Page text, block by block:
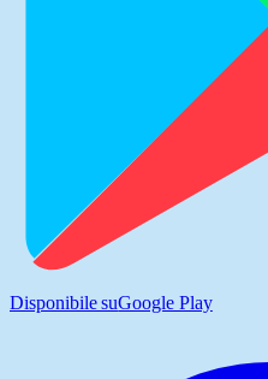
Disponibile suGoogle Play